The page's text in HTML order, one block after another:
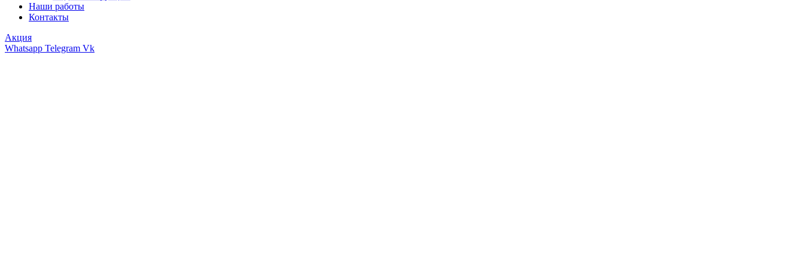
Наши работы
Контакты
Акция
Whatsapp Telegram Vk